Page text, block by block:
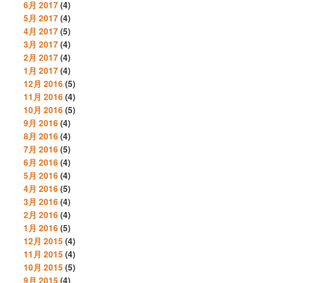
6月 2017(4)
5月 2017(4)
4月 2017(5)
3月 2017(4)
2月 2017(4)
1月 2017(4)
12月 2016(5)
11月 2016(4)
10月 2016(5)
9月 2016(4)
8月 2016(4)
7月 2016(5)
6月 2016(4)
5月 2016(4)
4月 2016(5)
3月 2016(4)
2月 2016(4)
1月 2016(5)
12月 2015(4)
11月 2015(4)
10月 2015(5)
9月 2015(4)